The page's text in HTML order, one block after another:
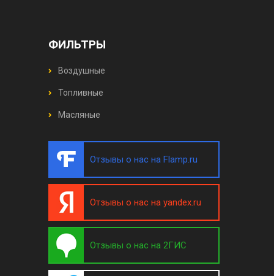
ФИЛЬТРЫ
Воздушные
Топливные
Масляные
Отзывы о нас на Flamp.ru
Отзывы о нас на yandex.ru
Отзывы о нас на 2ГИС